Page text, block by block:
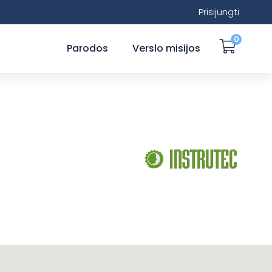
Prisijungti
Parodos Verslo misijos
0